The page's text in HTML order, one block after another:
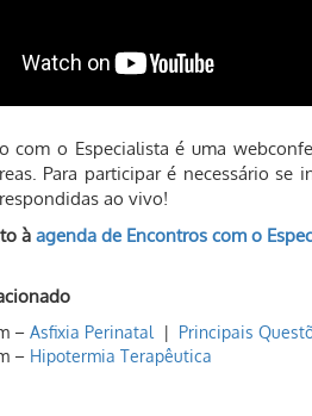
com o Especialista é uma
Para participar é necessário
ao vivo!
à agenda de Encontros com o
– Asfixia Perinatal | Principais
– Hipotermia Terapêutica